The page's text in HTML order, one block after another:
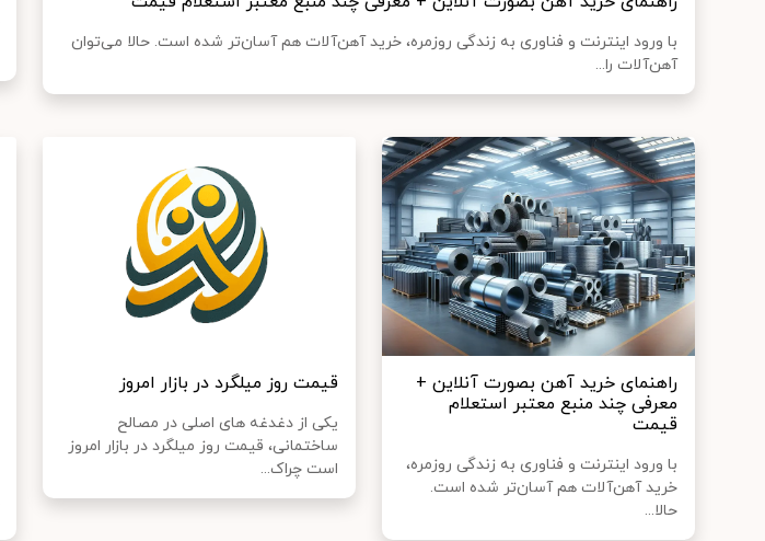
با ورود اینترنت و فناوری به زندگی روزمره، خرید آهن‌آلات هم آسان‌تر شده است. حالا می‌توان
آهن‌آلات را...
راهنمای خرید آهن بصورت آنلاین +
معرفی چند منبع معتبر استعلام
قیمت
با ورود اینترنت و فناوری به زندگی روزمره،
خرید آهن‌آلات هم آسان‌تر شده است.
حالا...
قیمت روز میلگرد در بازار امروز
یکی از دغدغه های اصلی در مصالح
ساختمانی، قیمت روز میلگرد در بازار امروز
است چراک...